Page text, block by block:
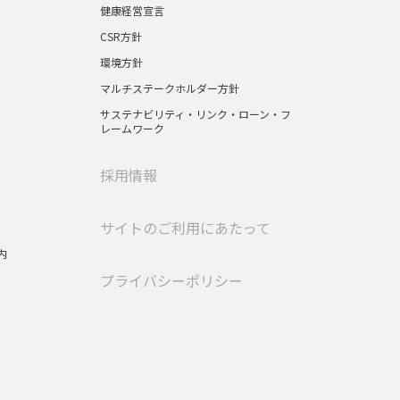
健康経営宣言
CSR方針
環境方針
マルチステークホルダー方針
サステナビリティ・リンク・ローン・フ
レームワーク
採用情報
サイトのご利用にあたって
プライバシーポリシー